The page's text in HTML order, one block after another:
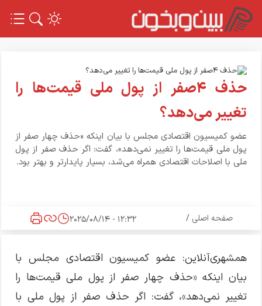
صفحه اصلی /
12:32 - 2025/08/14
حذف ۴صفر از پول ملی قیمت‌ها را
تغییر می‌دهد؟
عضو کمیسیون اقتصادی مجلس با بیان اینکه «حذف چهار صفر از
پول ملی قیمت‌ها را تغییر نمی‌دهد»‌، ‌گفت: اگر حذف صفر از پول
ملی با اصلاحات اقتصادی همراه می‌شد، بسیار پایدارتر و بهتر بود.
همشهری‌آنلاین: عضو کمیسیون اقتصادی مجلس با
بیان اینکه «حذف چهار صفر از پول ملی قیمت‌ها را
تغییر نمی‌دهد»‌، ‌گفت: اگر حذف صفر از پول ملی با